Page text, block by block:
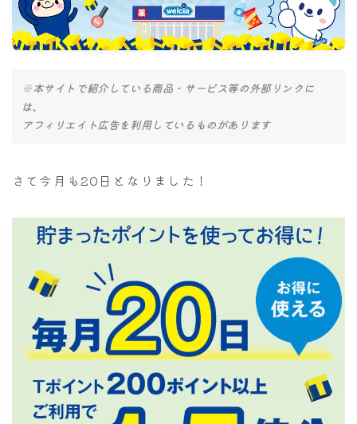
名古屋
ナナちゃん人形
※本サイトで紹介している商品・サービス等の外部リンクに
は、
アフィリエイト広告を利用しているものがあります
さて今月も20日となりました！